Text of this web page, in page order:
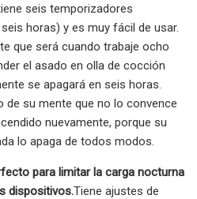
seis temporizadores
horas) y es muy fácil de usar.
que será cuando trabaje ocho
el asado en olla de cocción
se apagará en seis horas.
de su mente que no lo convence
nuevamente, porque su
lo apaga de todos modos.
para limitar la carga nocturna
dispositivos.Tiene ajustes de